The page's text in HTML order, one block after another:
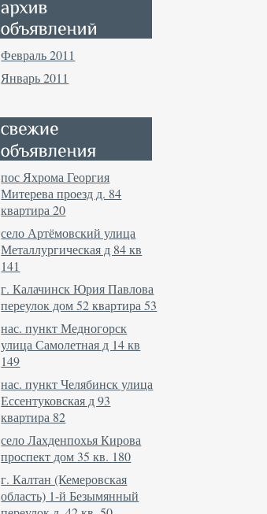
Февраль 2011
Январь 2011
пос Яхрома Георгия
Митерева проезд д. 84
квартира 20
село Артёмовский улица
Металлургическая д 84 кв
141
г. Калачинск Юрия Павлова
переулок дом 52 квартира 53
нас. пункт Медногорск
улица Самолетная д 14 кв
149
нас. пункт Челябинск улица
Ессентуковская д 93
квартира 82
село Лахденпохья Кирова
проспект дом 35 кв. 180
г. Калтан (Кемеровская
область) 1-й Безымянный